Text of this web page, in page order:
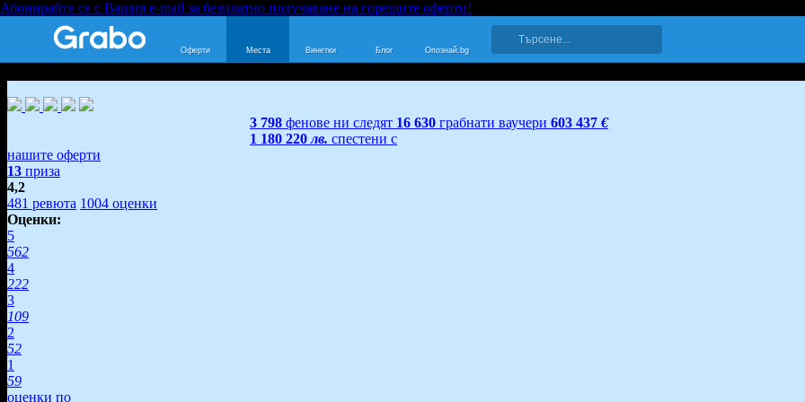
Абонирайте се с Вашия e-mail за безплатно получаване на горещите оферти!
Оферти Места Винетки Блог Опознай.bg
3 798 фенове ни следят 16 630 грабнати ваучери 603 437 €
1 180 220лв. спестени с
нашите оферти
13 приза
4,2
481 ревюта 1004 оценки
Оценки:
5
562
4
222
3
109
2
52
1
59
оценки по